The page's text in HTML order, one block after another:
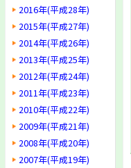
2016年(平成28年)
2015年(平成27年)
2014年(平成26年)
2013年(平成25年)
2012年(平成24年)
2011年(平成23年)
2010年(平成22年)
2009年(平成21年)
2008年(平成20年)
2007年(平成19年)